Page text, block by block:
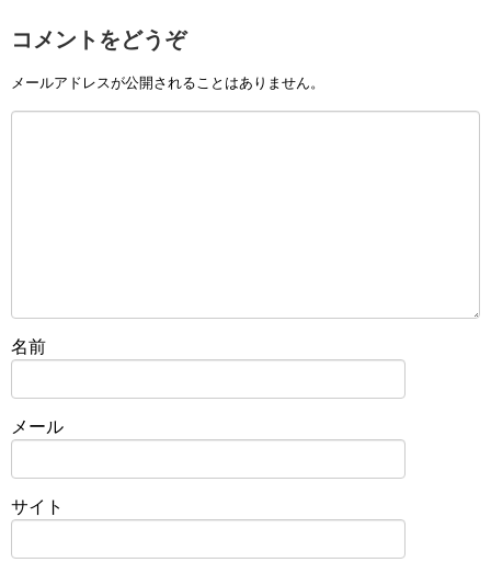
コメントをどうぞ
メールアドレスが公開されることはありません。
名前
メール
サイト